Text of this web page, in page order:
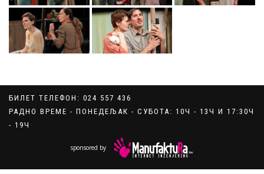
БИЛЕТ ТЕЛЕФОН: 024 557 436
РАДНО ВРЕМЕ - ПОНЕДЕЉАК - СУБОТА: 10Ч - 13Ч И 17:30Ч
- 19Ч
sponsored by